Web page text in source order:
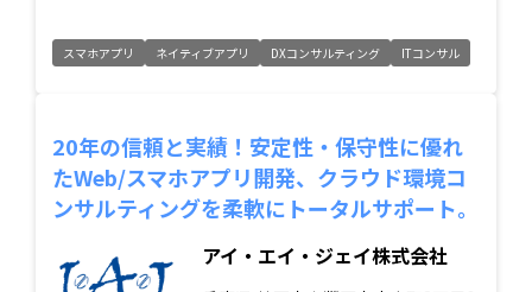
スマホアプリ ネイティブアプリ DXコンサルティング ITコンサル
20年の信頼と実績！安定性・保守性に優れ
たWeb/スマホアプリ開発、クラウド環境コ
ンサルティングを柔軟にトータルサポート。
アイ・エイ・ジェイ株式会社